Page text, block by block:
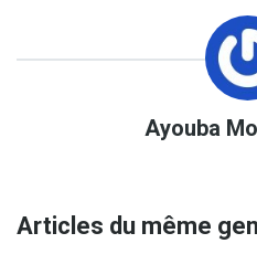
Ayouba
Articles du même